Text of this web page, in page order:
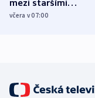
mezi staršími
Poláky nebezpečné
včera v 07:00